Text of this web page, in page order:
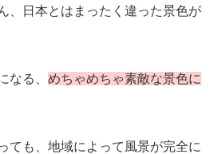
、日本とはまったく違った景色が
なる、 めちゃめちゃ素敵な景色に
ても、地域によって風景が完全に